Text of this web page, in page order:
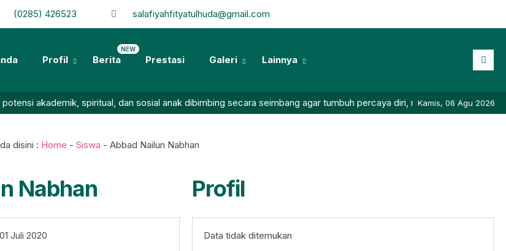
(0285) 426523 salafiyahfityatulhuda@gmail.com
Profil Berita
NEW
Prestasi Galeri Lainnya
Kamis, 06 Agu 2026
akademik, spiritual, dan sosial anak dibimbing secara seimbang agar tumbuh percaya diri, mandiri, berprestasi dan
disini : Home - Siswa - Abbad Nailun Nabhan
Nabhan
01 Juli 2020
Profil
Data tidak ditemukan